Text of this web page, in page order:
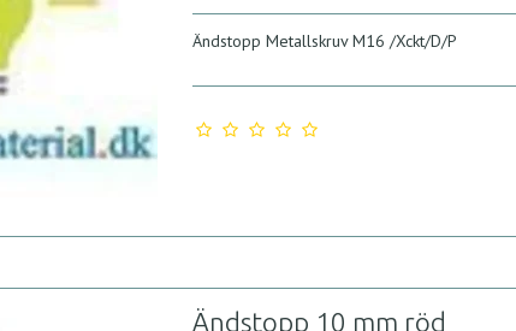
Ändstopp Metallskruv M16 /Xckt/D/P
Ändstopp 10 mm röd